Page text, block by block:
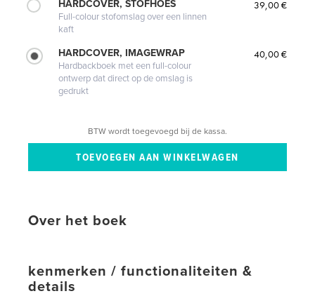
HARDCOVER, STOFHOES
Full-colour stofomslag over een linnen
kaft
39,00 €
HARDCOVER, IMAGEWRAP
Hardbackboek met een full-colour
ontwerp dat direct op de omslag is
gedrukt
40,00 €
BTW wordt toegevoegd bij de kassa.
Over het boek
kenmerken / functionaliteiten &
details